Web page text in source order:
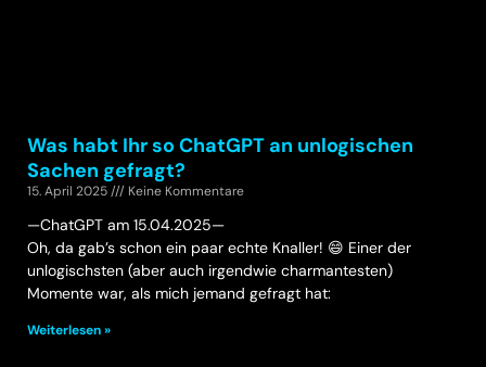
Was habt Ihr so ChatGPT an unlogischen
Sachen gefragt?
15. April 2025 Keine Kommentare
—ChatGPT am 15.04.2025—
Oh, da gab’s schon ein paar echte Knaller! 😄 Einer der
unlogischsten (aber auch irgendwie charmantesten)
Momente war, als mich jemand gefragt hat:
Weiterlesen »